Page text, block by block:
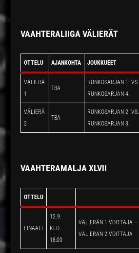
VAAHTERALIIGA VÄLIERÄT
OTTELU AJANKOHTA JOUKKUEET
VÄLIERÄ
1
TBA
RUNKOSARJAN 1. VS.
RUNKOSARJAN 4.
VÄLIERÄ
2
TBA
RUNKOSARJAN 2. VS.
RUNKOSARJAN 3.
VAAHTERAMALJA XLVII
OTTELU
FINAALI
12.9.
KLO
18:00
VÄLIERÄN 1 VOITTAJA –
VÄLIERÄN 2 VOITTAJA